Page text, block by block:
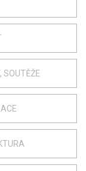
SOUTĚŽE